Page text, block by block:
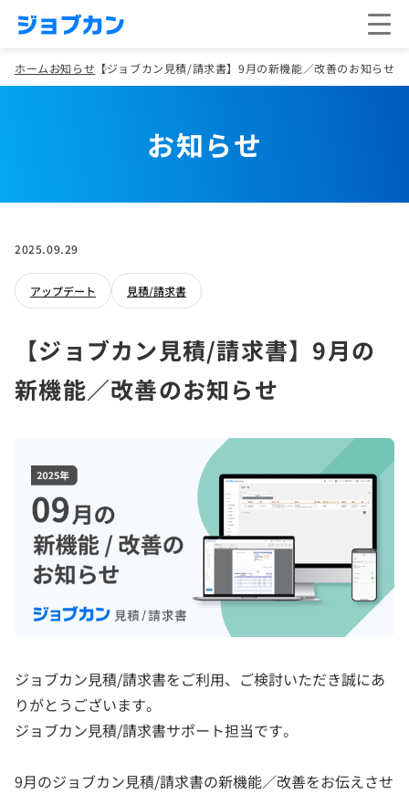
ホームお知らせ 【ジョブカン見積/請求書】9月の新機能／改善のお知らせ
お知らせ
2025.09.29
アップデート 見積/請求書
【ジョブカン見積/請求書】9月の
新機能／改善のお知らせ
ジョブカン見積/請求書をご利用、ご検討いただき誠にあ
りがとうございます。
ジョブカン見積/請求書サポート担当です。
9月のジョブカン見積/請求書の新機能／改善をお伝えさせ